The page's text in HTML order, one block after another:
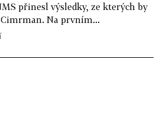
přinesl výsledky, ze kterých by
Na prvním...